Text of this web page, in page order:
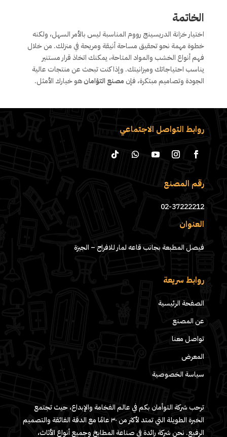
الخاتمة
اختيار خزانة الدريسينج رووم المناسبة ليس بالأمر السهل، ولكنه
خطوة مهمة نحو تحقيق مساحة أنيقة ومريحة في منزلك. من خلال
فهم أنواع الخشب والمواد المتاحة، يمكنك اتخاذ قرار مستنير
يناسب احتياجاتك وميزانيتك. وإذا كنت تبحث عن منتجات عالية
الجودة وتصاميم مبتكرة، فإن مصنع التؤامانهو خيارك الأمثل.
روابط التواصل الاجتماعي
رقم المصنع
02-37222212
العنوان
فيصل المطبعة بجانب قاعه لمار للافراح – الجيزة
روابط سريعة
الصفحة الرئيسية
عن المصنع
تواصل معنا
المعرض
سياسة الخصوصية
ترحب شركة التوأمان بكم في عالم الفخامة والإبداع، حيث تجتمع
الخبرة الطويلة التي تمتد لأكثر من ٣٠ عامًا مع الدقة الفائقة والتصميم
الرفيع. نحن شركة رائدة في صناعة المطابخ وجميع أنواع الأثاث،